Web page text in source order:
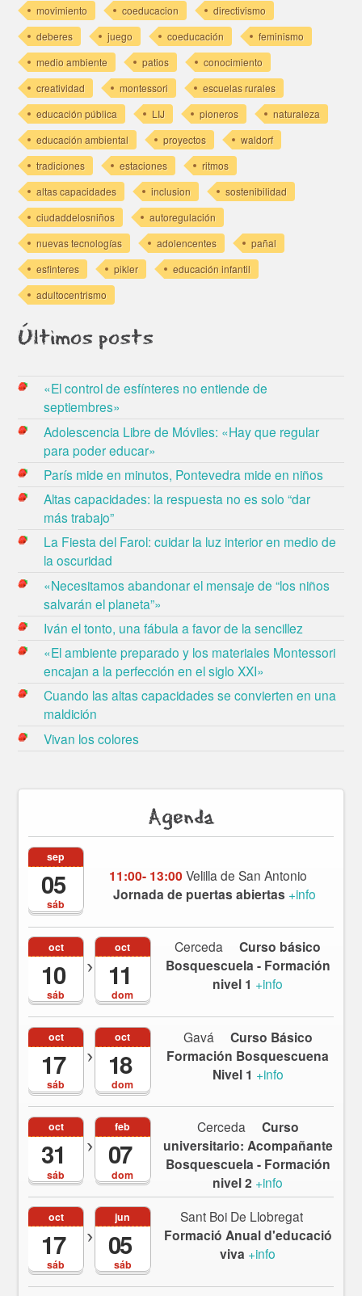
movimiento coeducacion
directivismo
deberes
juego coeducación
feminismo
medio ambiente
patios
conocimiento
creatividad
montessori
escuelas rurales
educación pública
LIJ pioneros
naturaleza
educación ambiental
proyectos
waldorf
tradiciones
estaciones
ritmos
altas capacidades
inclusion
sostenibilidad
ciudaddelosniños
autoregulación
nuevas tecnologías
adolencentes
pañal
esfinteres
pikler
educación infantil
adultocentrismo
Últimos posts
«El control de esfínteres no entiende de
septiembres»
Adolescencia Libre de Móviles: «Hay que regular
para poder educar»
París mide en minutos, Pontevedra mide en niños
Altas capacidades: la respuesta no es solo “dar
más trabajo”
La Fiesta del Farol: cuidar la luz interior en medio de
la oscuridad
«Necesitamos abandonar el mensaje de “los niños
salvarán el planeta”»
Iván el tonto, una fábula a favor de la sencillez
«El ambiente preparado y los materiales Montessori
encajan a la perfección en el siglo XXI»
Cuando las altas capacidades se convierten en una
maldición
Vivan los colores
Agenda
sáb
sep
05 11:00- 13:00 Velilla de San Antonio
Jornada de puertas abiertas +info
sáb
oct
10
dom
oct
11
Cerceda
Curso básico
Bosquescuela - Formación
nivel 1 +info
sáb
oct
17
dom
oct
18
Gavá
Curso Básico
Formación Bosquescuena
Nivel 1 +info
sáb
oct
31
dom
feb
07
Cerceda
Curso
universitario: Acompañante
Bosquescuela - Formación
nivel 2 +info
sáb
oct
17
sáb
jun
05
Sant Boi De Llobregat
Formació Anual d'educació
viva +info